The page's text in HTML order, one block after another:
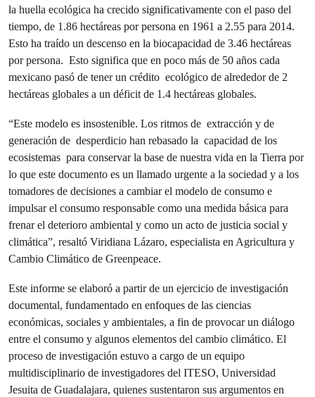
la huella ecológica ha crecido significativamente con el paso del
tiempo, de 1.86 hectáreas por persona en 1961 a 2.55 para 2014.
Esto ha traído un descenso en la biocapacidad de 3.46 hectáreas
por persona. Esto significa que en poco más de 50 años cada
mexicano pasó de tener un crédito ecológico de alrededor de 2
hectáreas globales a un déficit de 1.4 hectáreas globales.
“Este modelo es insostenible. Los ritmos de extracción y de
generación de desperdicio han rebasado la capacidad de los
ecosistemas para conservar la base de nuestra vida en la Tierra por
lo que este documento es un llamado urgente a la sociedad y a los
tomadores de decisiones a cambiar el modelo de consumo e
impulsar el consumo responsable como una medida básica para
frenar el deterioro ambiental y como un acto de justicia social y
climática”, resaltó Viridiana Lázaro, especialista en Agricultura y
Cambio Climático de Greenpeace.
Este informe se elaboró a partir de un ejercicio de investigación
documental, fundamentado en enfoques de las ciencias
económicas, sociales y ambientales, a fin de provocar un diálogo
entre el consumo y algunos elementos del cambio climático. El
proceso de investigación estuvo a cargo de un equipo
multidisciplinario de investigadores del ITESO, Universidad
Jesuita de Guadalajara, quienes sustentaron sus argumentos en